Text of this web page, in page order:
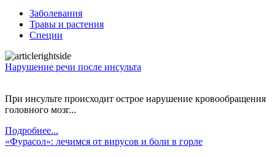
Заболевания
Травы и растения
Специи
Нарушение речи после инсульта
При инсульте происходит острое нарушение кровообращения
головного мозг...
Подробнее...
«Фурасол»: лечимся от вирусов и боли в горле